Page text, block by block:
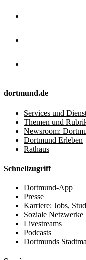
dortmund.de
Services und
Themen und
Newsroom:
Dortmund Erleben
Rathaus
Schnellzugriff
Dortmund-App
Presse
Karriere: Jobs,
Soziale Netzwerke
Livestreams
Podcasts
Dortmunds